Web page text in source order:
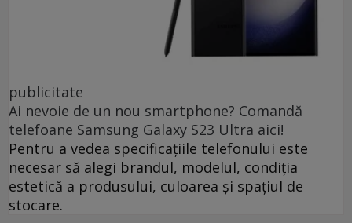
publicitate
Ai nevoie de un nou smartphone? Comandă
telefoane Samsung Galaxy S23 Ultra aici!
Pentru a vedea specificațiile telefonului este
necesar să alegi brandul, modelul, condiția
estetică a produsului, culoarea și spațiul de
stocare.